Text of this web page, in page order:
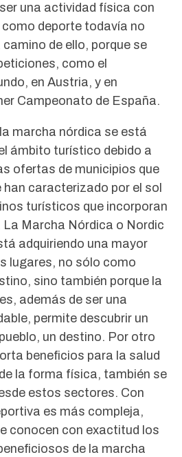
una actividad física con
como deporte todavía no
de ello, porque se
como el
en Austria, y en
Campeonato de España.
marcha nórdica se está
ámbito turístico debido a
ofertas de municipios que
caracterizado por el sol
turísticos que incorporan
Marcha Nórdica o Nordic
adquiriendo una mayor
lugares, no sólo como
sino también porque la
además de ser una
permite descubrir un
un destino. Por otro
beneficios para la salud
la forma física, también se
estos sectores. Con
es más compleja,
conocen con exactitud los
de la marcha